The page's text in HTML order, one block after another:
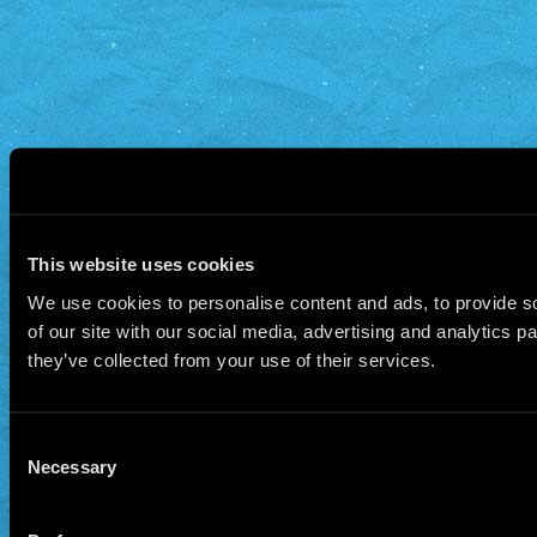
This website uses cookies
We use cookies to personalise content and ads, to provide
of our site with our social media, advertising and analytics
they’ve collected from your use of their services.
Selection
Necessary
"Selvom (retsmedicinerens) rapport og
Corrigans død ikke var direkte
Council,
køb Viagra hurtig levering
har
identificere eventuelle tiltag, som vi
tilsynsmyndighed for apoteker i